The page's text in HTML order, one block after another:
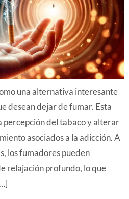
una alternativa interesante
desean dejar de fumar. Esta
percepción del tabaco y alterar
asociados a la adicción. A
los fumadores pueden
relajación profundo, lo que